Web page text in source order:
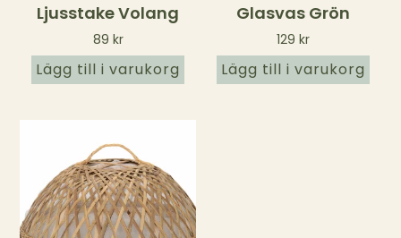
Ljusstake Volang
89 kr
Lägg till i varukorg
Glasvas Grön
129 kr
Lägg till i varukorg